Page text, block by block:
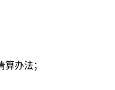
算办法；